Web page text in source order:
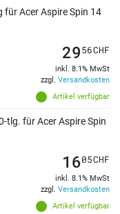
für Acer Aspire Spin 14
Artikel verfügbar
2956CHF
inkl. 8.1% MwSt
zzgl. Versandkosten
tlg. für Acer Aspire Spin
Artikel verfügbar
1605CHF
inkl. 8.1% MwSt
zzgl. Versandkosten